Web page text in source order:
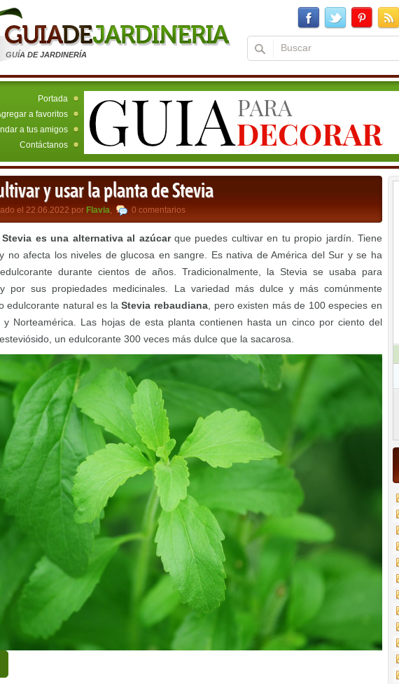
GUÍA DE JARDINERÍA
Portada
a favoritos
a tus amigos
Contáctanos
y usar la planta de Stevia
el 22.06.2022 por Flavia, 0 comentarios
es una alternativa al azúcarque puedes cultivar en tu propio jardín. Tiene
no afecta los niveles de glucosa en sangre. Es nativa de América del Sur y se ha
durante cientos de años. Tradicionalmente, la Stevia se usaba para
por sus propiedades medicinales. La variedad más dulce y más comúnmente
edulcorante natural es laStevia rebaudiana , pero existen más de 100 especies en
y Norteamérica. Las hojas de esta planta contienen hasta un cinco por ciento del
un edulcorante 300 veces más dulce que la sacarosa.